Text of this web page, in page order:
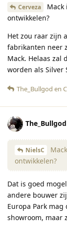
Cerveza
Mack
ontwikkelen?
Het zou raar zijn
fabrikanten neer
Mack. Helaas zal
worden als Silver
The_Bullgod en
The_Bullgod
NielsC
ontwikkelen?
Dat is goed
andere bouwer
Europa Park
showroom, maar